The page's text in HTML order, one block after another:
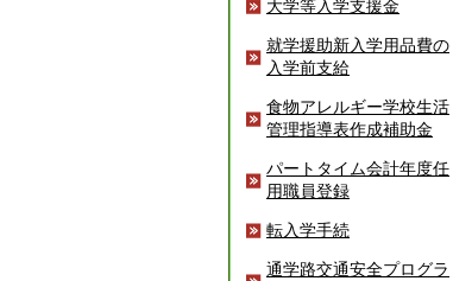
大学等入学支援金
就学援助新入学用品費の
入学前支給
食物アレルギー学校生活
管理指導表作成補助金
パートタイム会計年度任
用職員登録
転入学手続
通学路交通安全プログラ